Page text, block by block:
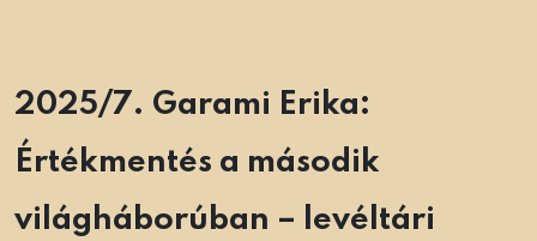
2025/7. Garami Erika:
Értékmentés a második
világháborúban – levéltári